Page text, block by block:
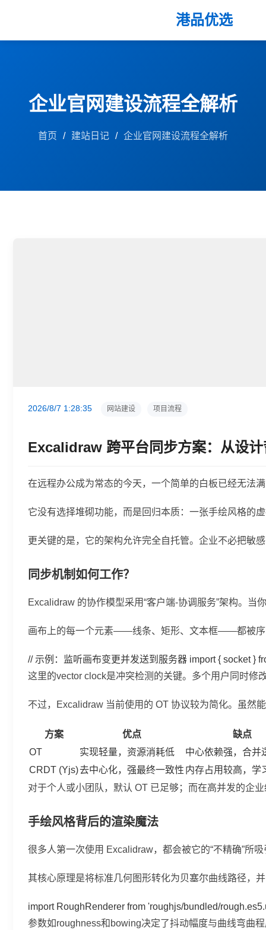
港品优选
企业官网建设流程全解析
首页 / 建站日记 / 企业官网建设流程全解析
2026/8/7 1:28:35 网站建设 项目流程
Excalidraw 跨平台同步方案：从设
在远程办公成为常态的今天，一个简单的白板已经无法
它没有选择堆砌功能，而是回归本质：一张手绘风格的
更关键的是，它的架构允许完全自托管。企业不必把敏
同步机制如何工作？
Excalidraw 的协作模型采用“客户端-协调服务”架构。
画布上的每一个元素——线条、矩形、文本框——都被序
// 示例：监听画布变更并发送到服务器 import { socket }
这里的vector clock是冲突检测的关键。多个用户同时修
不过，Excalidraw 当前使用的 OT 协议较为简化。虽然
方案 优点
缺点
OT
实现轻量，资源消耗低
中心依赖强，合并
CRDT (Yjs)去中心化，强最终一致性 内存占用较高，学
对于个人或小团队，默认 OT 已足够；而在高并发的企
手绘风格背后的渲染魔法
很多人第一次使用 Excalidraw，都会被它的“不精确”所
其核心原理是将标准几何图形转化为贝塞尔曲线路径，
import RoughRenderer from 'roughjs/bundled/
参数如roughness和 bowing决定了抖动幅度与曲线弯曲